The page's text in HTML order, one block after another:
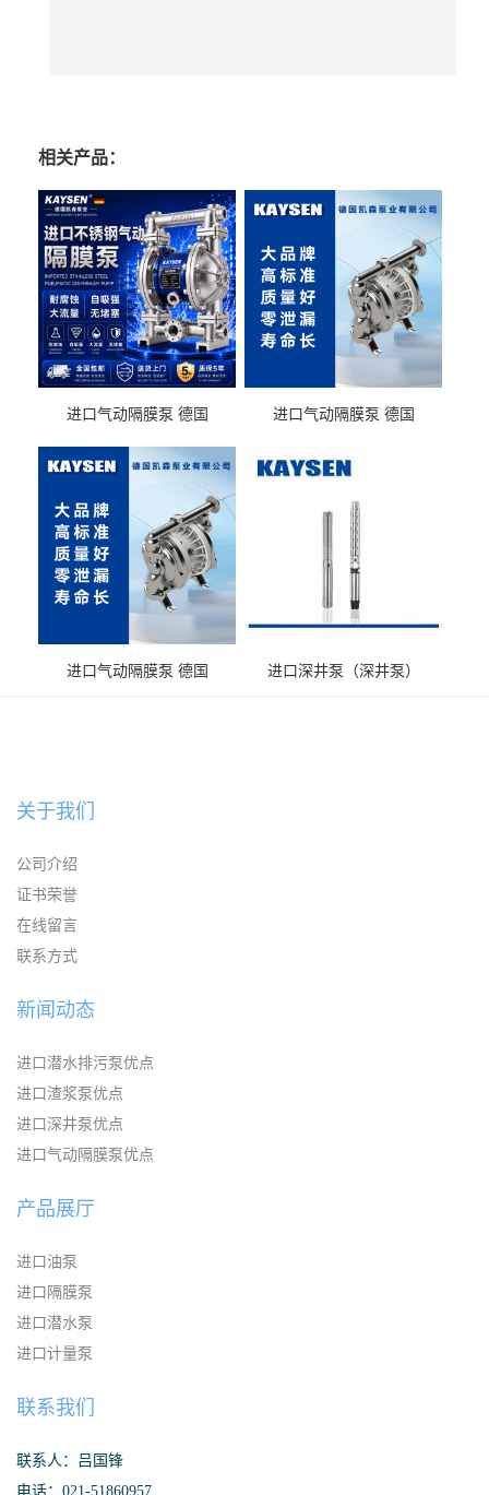
相关产品：
进口气动隔膜泵 德国
送气动泵
进口气动隔膜泵 德国
输送
进口气动隔膜泵 德国
进口深井泵（深井泵）
关于我们
公司介绍
证书荣誉
在线留言
联系方式
新闻动态
进口潜水排污泵优点
进口渣浆泵优点
进口深井泵优点
进口气动隔膜泵优点
产品展厅
进口油泵
进口隔膜泵
进口潜水泵
进口计量泵
联系我们
联系人：吕国锋
电话：021-51860957